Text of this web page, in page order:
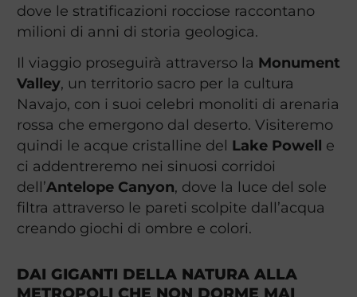
dove le stratificazioni rocciose raccontano
milioni di anni di storia geologica.
Il viaggio proseguirà attraverso la Monument
Valley, un territorio sacro per la cultura
Navajo, con i suoi celebri monoliti di arenaria
rossa che emergono dal deserto. Visiteremo
quindi le acque cristalline del Lake Powell e
ci addentreremo nei sinuosi corridoi
dell’Antelope Canyon, dove la luce del sole
filtra attraverso le pareti scolpite dall’acqua
creando giochi di ombre e colori.
DAI GIGANTI DELLA NATURA ALLA
METROPOLI CHE NON DORME MAI